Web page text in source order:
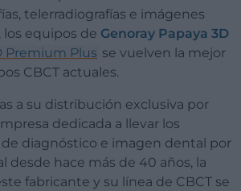
telerradiografías e imágenes
equipos de Genoray Papaya 3D
Premium Plus se vuelven la mejor
CBCT actuales.
dedicada a llevar los
diagnóstico e imagen dental por
desde hace más de 40 años, la
fabricante y su línea de CBCT se